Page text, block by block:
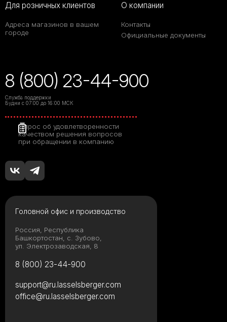
Для розничных клиентов
Адреса магазинов в вашем
городе
О компании
Контакты
Официальные документы
8 (800) 23-44-900
Служба поддержки
Будни с 07:00 до 16:00 МСК
Опрос об удовлетворенности
качеством решения вопросов
при обращении в компанию
Головной офис и производство
Россия, Республика
Башкортостан, с. Зубово,
ул. Электрозаводская, 8
8 (800) 23-44-900
support@ru.lasselsberger.com
office@ru.lasselsberger.com